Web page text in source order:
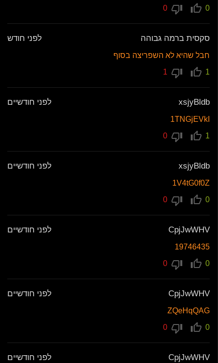
0
סקסית ברמה גבוהה לפני חודש
חבל שהיא לא השפריצה בסוף
1
xsjyBldb לפני חודשיים
1TNGjEVkI
1
xsjyBldb לפני חודשיים
1V4tG0f0Z
0
CpjJwWHV לפני חודשיים
19746435
0
CpjJwWHV לפני חודשיים
ZQeHqQAG
0
CpjJwWHV לפני חודשיים